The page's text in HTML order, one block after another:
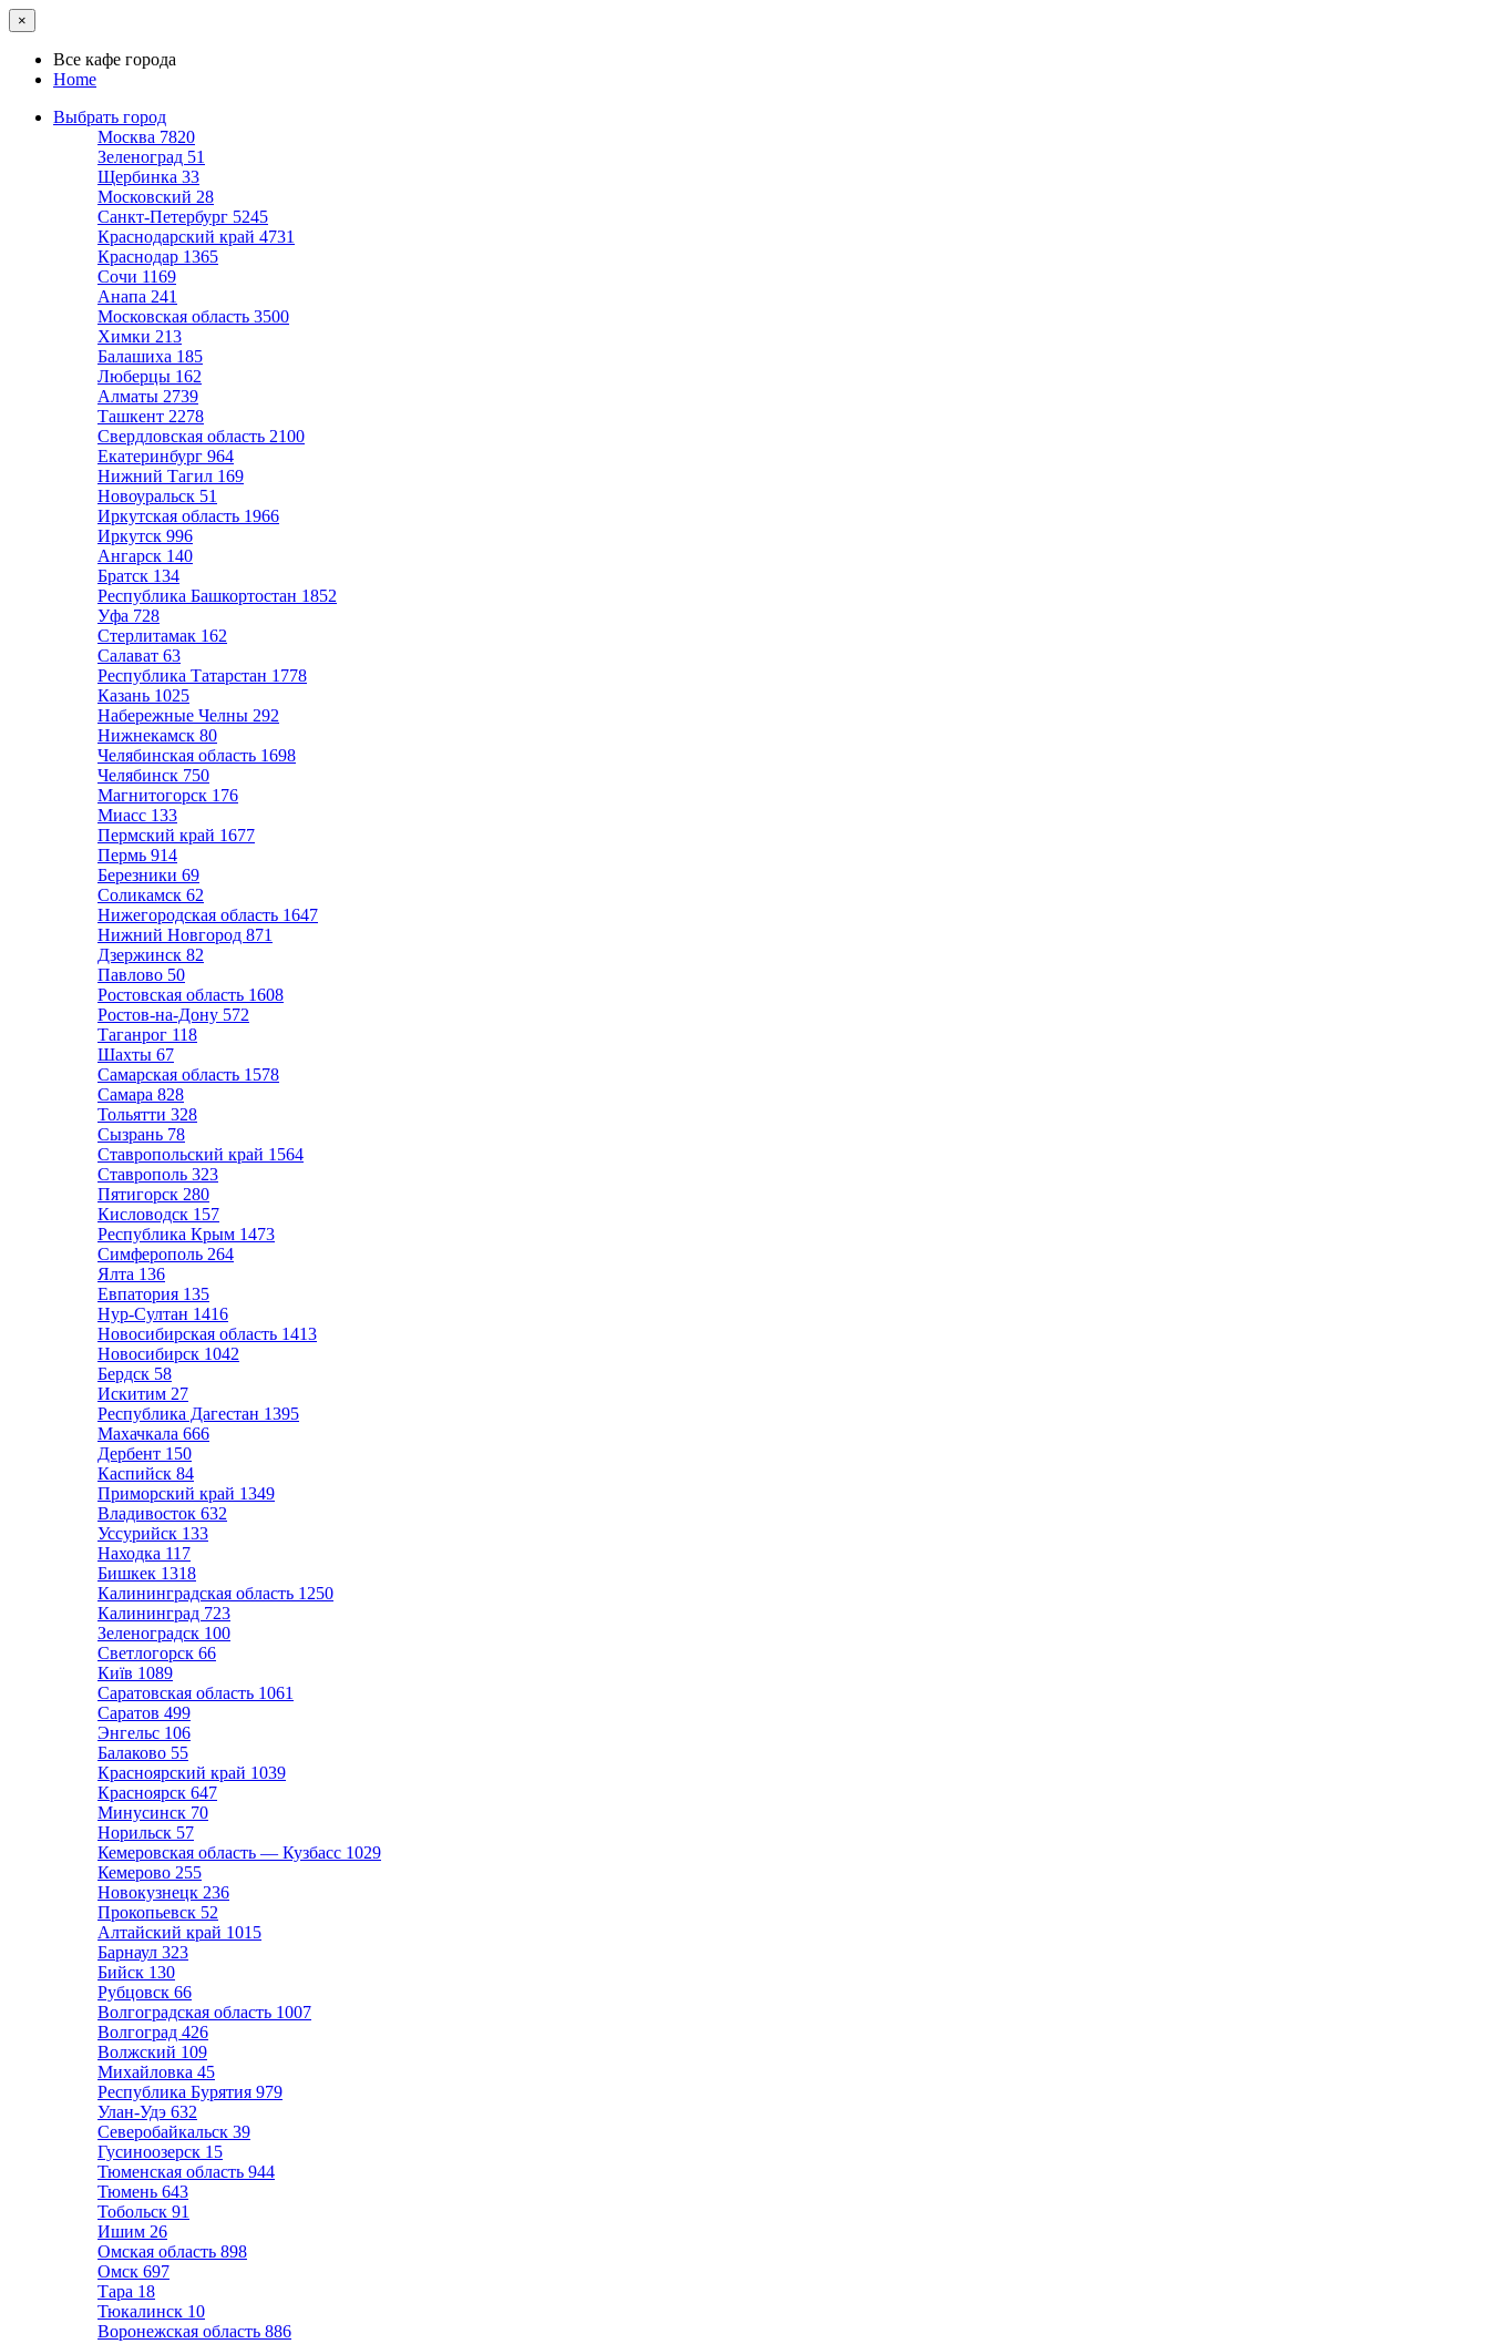
×
Все кафе города
Home
Выбрать город
Москва 7820
Зеленоград 51
Щербинка 33
Московский 28
Санкт-Петербург 5245
Краснодарский край 4731
Краснодар 1365
Сочи 1169
Анапа 241
Московская область 3500
Химки 213
Балашиха 185
Люберцы 162
Алматы 2739
Ташкент 2278
Свердловская область 2100
Екатеринбург 964
Нижний Тагил 169
Новоуральск 51
Иркутская область 1966
Иркутск 996
Ангарск 140
Братск 134
Республика Башкортостан 1852
Уфа 728
Стерлитамак 162
Салават 63
Республика Татарстан 1778
Казань 1025
Набережные Челны 292
Нижнекамск 80
Челябинская область 1698
Челябинск 750
Магнитогорск 176
Миасс 133
Пермский край 1677
Пермь 914
Березники 69
Соликамск 62
Нижегородская область 1647
Нижний Новгород 871
Дзержинск 82
Павлово 50
Ростовская область 1608
Ростов-на-Дону 572
Таганрог 118
Шахты 67
Самарская область 1578
Самара 828
Тольятти 328
Сызрань 78
Ставропольский край 1564
Ставрополь 323
Пятигорск 280
Кисловодск 157
Республика Крым 1473
Симферополь 264
Ялта 136
Евпатория 135
Нур-Султан 1416
Новосибирская область 1413
Новосибирск 1042
Бердск 58
Искитим 27
Республика Дагестан 1395
Махачкала 666
Дербент 150
Каспийск 84
Приморский край 1349
Владивосток 632
Уссурийск 133
Находка 117
Бишкек 1318
Калининградская область 1250
Калининград 723
Зеленоградск 100
Светлогорск 66
Київ 1089
Саратовская область 1061
Саратов 499
Энгельс 106
Балаково 55
Красноярский край 1039
Красноярск 647
Минусинск 70
Норильск 57
Кемеровская область — Кузбасс 1029
Кемерово 255
Новокузнецк 236
Прокопьевск 52
Алтайский край 1015
Барнаул 323
Бийск 130
Рубцовск 66
Волгоградская область 1007
Волгоград 426
Волжский 109
Михайловка 45
Республика Бурятия 979
Улан-Удэ 632
Северобайкальск 39
Гусиноозерск 15
Тюменская область 944
Тюмень 643
Тобольск 91
Ишим 26
Омская область 898
Омск 697
Тара 18
Тюкалинск 10
Воронежская область 886